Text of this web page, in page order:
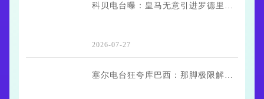
科贝电台曝：皇马无意引进罗德里等巨星，世界杯前敲定今夏引援
2026-07-27
塞尔电台狂夸库巴西：那脚极限解围堪比绝杀，世界杯最佳新秀实至名归